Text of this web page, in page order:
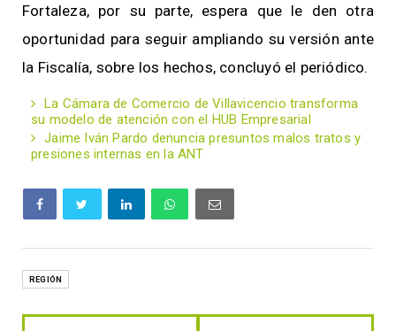
Fortaleza, por su parte, espera que le den otra
oportunidad para seguir ampliando su versión ante
la Fiscalía, sobre los hechos, concluyó el periódico.
La Cámara de Comercio de Villavicencio transforma
su modelo de atención con el HUB Empresarial
Jaime Iván Pardo denuncia presuntos malos tratos y
presiones internas en la ANT
REGIÓN